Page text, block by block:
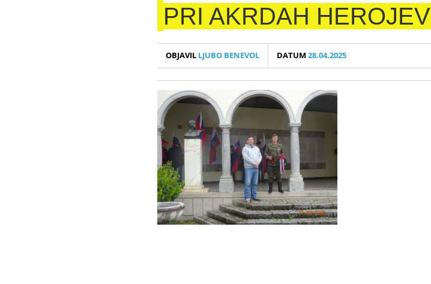
PRI AKRDAH HEROJEV
OBJAVIL LJUBO BENEVOL DATUM28.04.2025